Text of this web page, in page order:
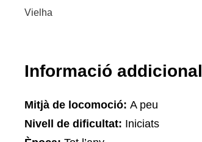
Vielha
Informació addicional
Mitjà de locomoció: A peu
Nivell de dificultat: Iniciats